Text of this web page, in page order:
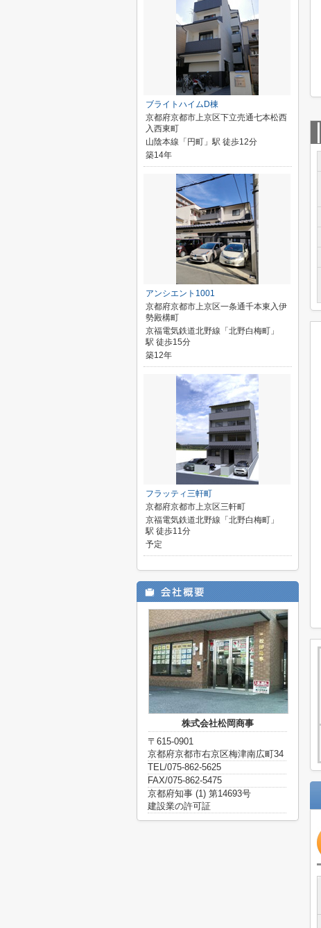
ブライトハイムD棟
京都府京都市上京区下立売通七本松西
入西東町
山陰本線「円町」駅 徒歩12分
築14年
アンシエント1001
京都府京都市上京区一条通千本東入伊
勢殿構町
京福電気鉄道北野線「北野白梅町」
駅 徒歩15分
築12年
フラッティ三軒町
京都府京都市上京区三軒町
京福電気鉄道北野線「北野白梅町」
駅 徒歩11分
予定
株式会社松岡商事
〒615-0901
京都府京都市右京区梅津南広町34
TEL/075-862-5625
FAX/075-862-5475
京都府知事 (1) 第14693号
建設業の許可証